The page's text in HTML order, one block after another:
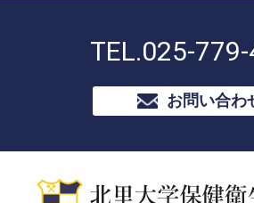
TEL.025-779-
お問い合わ